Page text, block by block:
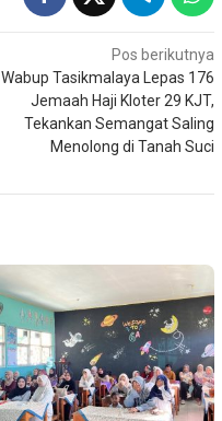
Pos berikutnya
Wabup Tasikmalaya Lepas 176
Jemaah Haji Kloter 29 KJT,
Tekankan Semangat Saling
Menolong di Tanah Suci